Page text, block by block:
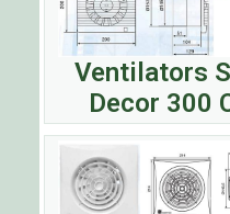
Ventilators
Decor 300